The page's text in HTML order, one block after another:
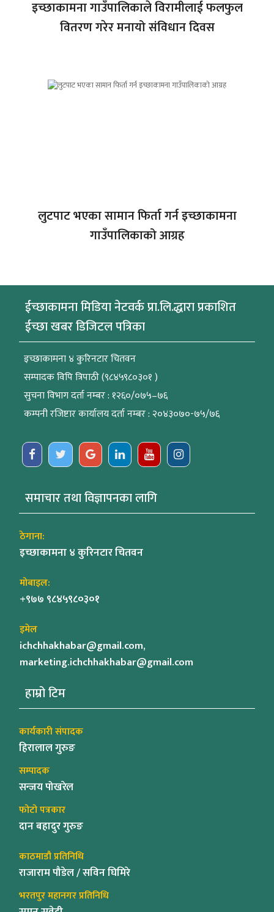
इच्छाकामना गाउँपालिकाले विरामीलाई फलफुल
वितरण गरेर मनायो संविधान दिवस
लुटपाट भएका सामान फिर्ता गर्न इच्छाकामना
गाउँपालिकाको आग्रह
ईच्छाकामना मिडिया नेटवर्क प्रा.लि.द्धारा प्रकाशित
ईच्छा खबर डिजिटल पत्रिका
इच्छाकामना ४ कुरिनटार चितवन
सम्पादक विपि त्रिपाठी (९८४५९८०३०१ )
सुचना विभाग दर्ता नम्बर : १२६०/०७५–७६
कम्पनी रजिष्टार कार्यालय दर्ता नम्बर : २०४३०७०-७५/७६
समाचार तथा विज्ञापनका लागि
ठेगाना:
इच्छाकामना ४ कुरिनटार चितवन
मोबाइल:
+९७७ ९८४५९८०३०१
इमेल
ichchhakhabar@gmail.com,
marketing.ichchhakhabar@gmail.com
हाम्रो टिम
कार्यकारी संपादक
हिरालाल गुरुङ
सम्पादक
सन्जय पोखरेल
फोटो पत्रकार
दान बहादुर गुरुङ
काठमाडौ प्रतिनिधि
राजाराम पौडेल / सविन घिमिरे
भरतपुर महानगर प्रतिनिधि